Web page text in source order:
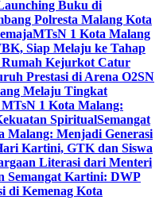
Buku di
Polresta Malang Kota
MTsN 1 Kota Malang
Siap Melaju ke Tahap
Kejurkot Catur
Prestasi di Arena O2SN
Melaju Tingkat
1 Kota Malang:
SpiritualSemangat
Malang: Menjadi Generasi
Kartini, GTK dan Siswa
Literasi dari Menteri
Semangat Kartini: DWP
di Kemenag Kota